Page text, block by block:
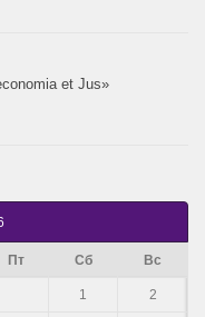
et Jus»
Пт Сб Вс
1 2